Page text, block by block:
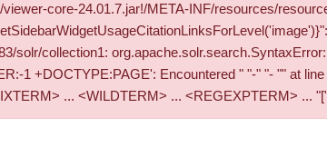
core-24.01.7.jar!/META-INF/resources/
solr/collection1:
1 +DOCTYPE:PAGE': Encountered " "-" "- "" at
... <WILDTERM> ... <REGEXPTERM> ...